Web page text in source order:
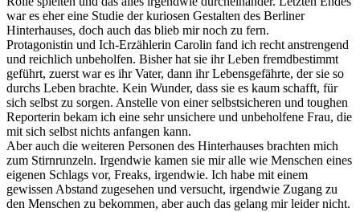
war es eher eine Studie der kuriosen Gestalten des Berliner
Hinterhauses, doch auch das blieb mir noch zu fern.
Protagonistin und Ich-Erzählerin Carolin fand ich recht anstrengend
und reichlich unbeholfen. Bisher hat sie ihr Leben fremdbestimmt
geführt, zuerst war es ihr Vater, dann ihr Lebensgefährte, der sie so
durchs Leben brachte. Kein Wunder, dass sie es kaum schafft, für
sich selbst zu sorgen. Anstelle von einer selbstsicheren und toughen
Reporterin bekam ich eine sehr unsichere und unbeholfene Frau, die
mit sich selbst nichts anfangen kann.
Aber auch die weiteren Personen des Hinterhauses brachten mich
zum Stirnrunzeln. Irgendwie kamen sie mir alle wie Menschen eines
eigenen Schlags vor, Freaks, irgendwie. Ich habe mit einem
gewissen Abstand zugesehen und versucht, irgendwie Zugang zu
den Menschen zu bekommen, aber auch das gelang mir leider nicht.